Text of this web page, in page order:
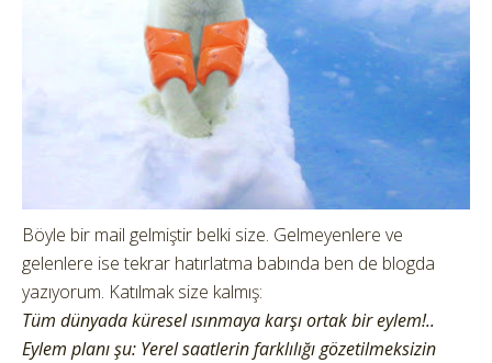
Böyle bir mail gelmiştir belki size. Gelmeyenlere ve
gelenlere ise tekrar hatırlatma babında ben de blogda
yazıyorum. Katılmak size kalmış:
Tüm dünyada küresel ısınmaya karşı ortak bir eylem!..
Eylem planı şu: Yerel saatlerin farklılığı gözetilmeksizin